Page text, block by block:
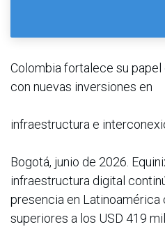
Colombia fortalece su
con nuevas inversiones en
infraestructura e
Bogotá, junio de 2026.
infraestructura digital
presencia en Latinoamérica
superiores a los USD 419